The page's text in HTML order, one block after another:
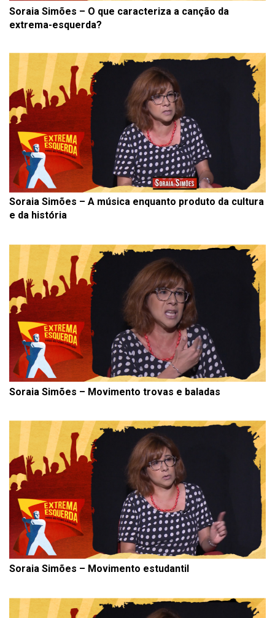
Soraia Simões – O que caracteriza a canção da
extrema-esquerda?
Soraia Simões – A música enquanto produto da cultura
e da história
Soraia Simões – Movimento trovas e baladas
Soraia Simões – Movimento estudantil